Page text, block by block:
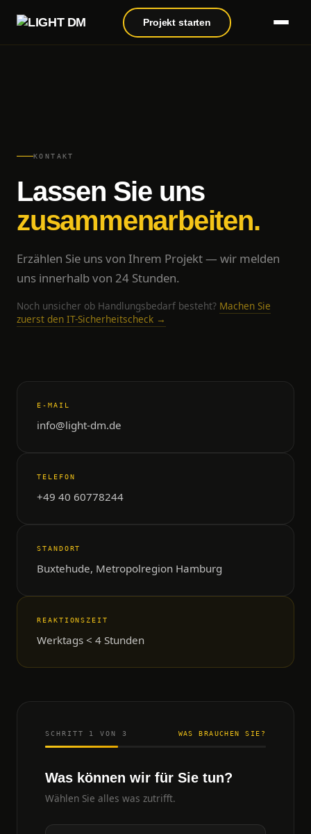
Projekt starten
KONTAKT
Lassen Sie uns
zusammenarbeiten.
Erzählen Sie uns von Ihrem Projekt — wir melden
uns innerhalb von 24 Stunden.
Noch unsicher ob Handlungsbedarf besteht? Machen Sie
zuerst den IT-Sicherheitscheck →
E-MAIL
info@light-dm.de
TELEFON
+49 40 60778244
STANDORT
Buxtehude, Metropolregion Hamburg
REAKTIONSZEIT
Werktags < 4 Stunden
SCHRITT 1 VON 3 WAS BRAUCHEN SIE?
Was können wir für Sie tun?
Wählen Sie alles was zutrifft.